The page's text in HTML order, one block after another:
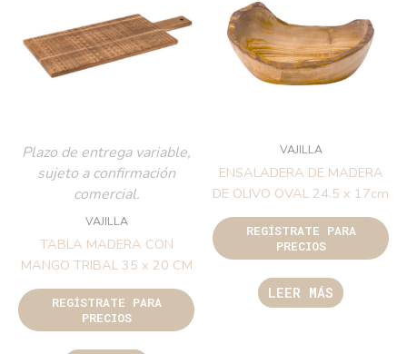
Plazo de entrega variable,
sujeto a confirmación
comercial.
VAJILLA
TABLA MADERA CON
MANGO TRIBAL 35 x 20 CM
REGÍSTRATE PARA
PRECIOS
VAJILLA
ENSALADERA DE MADERA
DE OLIVO OVAL 24.5 x 17cm
REGÍSTRATE PARA
PRECIOS
LEER MÁS